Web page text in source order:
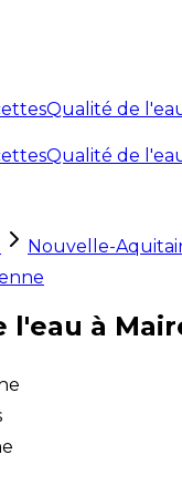
Qualité de
Qualité de
Nouvelle-
l'eau à